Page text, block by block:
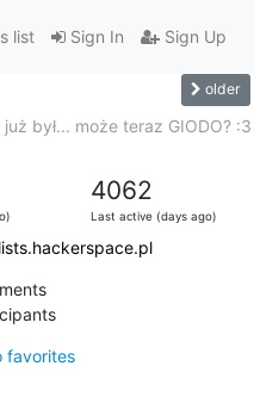
Sign In Sign Up
list
older
już był... może teraz GIODO? :3
4062
Last active (days ago)
favorites